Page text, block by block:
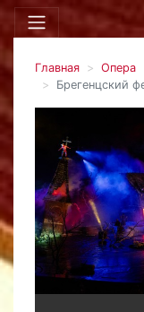
Главная
Опера
Брегенцский